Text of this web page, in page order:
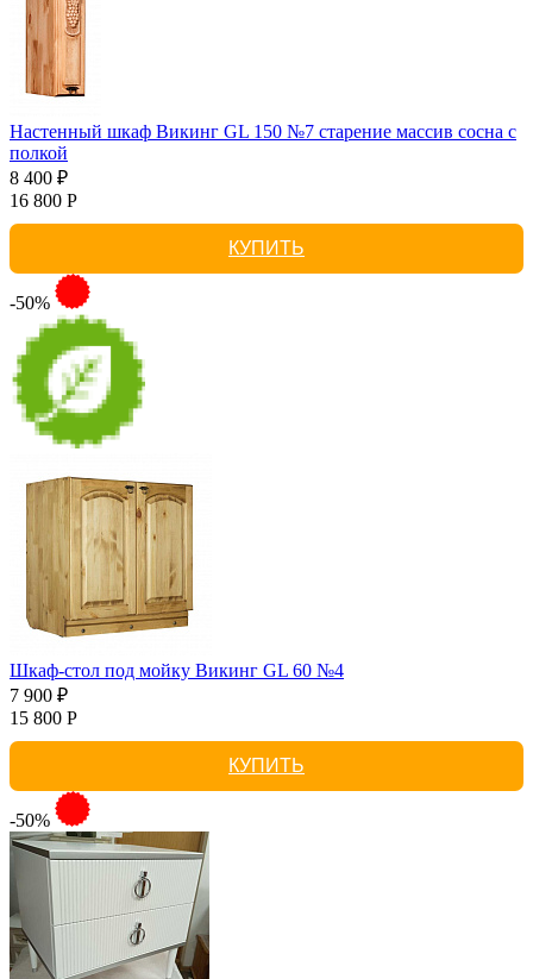
Настенный шкаф Викинг GL 150 №7 старение массив сосна с
полкой
8 400 ₽
16 800 Р
КУПИТЬ
-50%
Шкаф-стол под мойку Викинг GL 60 №4
7 900 ₽
15 800 Р
КУПИТЬ
-50%